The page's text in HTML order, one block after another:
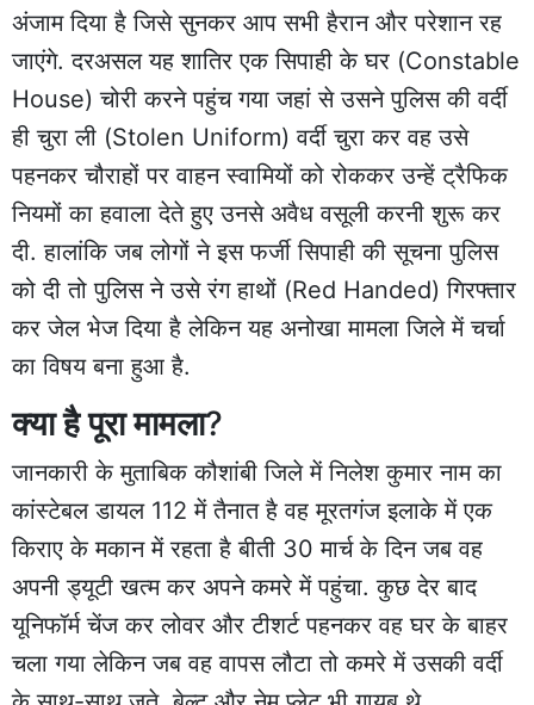
अंजाम दिया है जिसे सुनकर आप सभी हैरान और परेशान रह
जाएंगे. दरअसल यह शातिर एक सिपाही के घर (Constable
House) चोरी करने पहुंच गया जहां से उसने पुलिस की वर्दी
ही चुरा ली (Stolen Uniform) वर्दी चुरा कर वह उसे
पहनकर चौराहों पर वाहन स्वामियों को रोककर उन्हें ट्रैफिक
नियमों का हवाला देते हुए उनसे अवैध वसूली करनी शुरू कर
दी. हालांकि जब लोगों ने इस फर्जी सिपाही की सूचना पुलिस
को दी तो पुलिस ने उसे रंग हाथों (Red Handed) गिरफ्तार
कर जेल भेज दिया है लेकिन यह अनोखा मामला जिले में चर्चा
का विषय बना हुआ है.
क्या है पूरा मामला?
जानकारी के मुताबिक कौशांबी जिले में निलेश कुमार नाम का
कांस्टेबल डायल 112 में तैनात है वह मूरतगंज इलाके में एक
किराए के मकान में रहता है बीती 30 मार्च के दिन जब वह
अपनी ड्यूटी खत्म कर अपने कमरे में पहुंचा. कुछ देर बाद
यूनिफॉर्म चेंज कर लोवर और टीशर्ट पहनकर वह घर के बाहर
चला गया लेकिन जब वह वापस लौटा तो कमरे में उसकी वर्दी